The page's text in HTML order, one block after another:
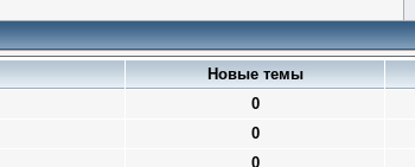
Новые темы
0
0
0